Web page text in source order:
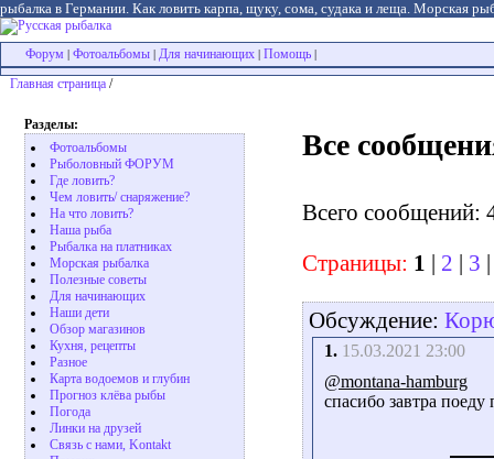
рыбалка в Германии. Как ловить карпа, щуку, сома, судака и леща. Морская
Форум Фотоальбомы Для начинающих Помощь
Главная страница /
Разделы:
Фотоальбомы
Рыболовный ФОРУМ
Где ловить?
Чем ловить/ снаряжение?
На что ловить?
Наша рыба
Рыбалка на платниках
Морская рыбалка
Полезные советы
Для начинающих
Наши дети
Обзор магазинов
Кухня, рецепты
Разное
Карта водоемов и глубин
Прогноз клёва рыбы
Погода
Линки на друзей
Связь с нами, Kontakt
Все
Всего сообщений:
Страницы: 1 2 3
Обсуждение:
1. 15.03.2021 23:00
@montana-hamburg
спасибо завтра поеду